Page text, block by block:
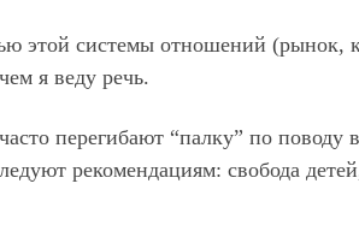
этой системы отношений (рынок,
я веду речь.
перегибают “палку” по поводу
рекомендациям: свобода